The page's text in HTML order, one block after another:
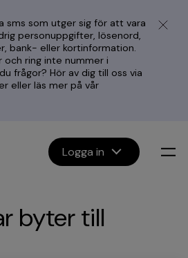
sms som utger sig för att vara
personuppgifter, lösenord,
bank- eller kortinformation.
och ring inte nummer i
frågor? Hör av dig till oss via
eller läs mer på vår
Logga in
byter till